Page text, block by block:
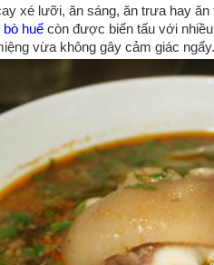
xé lưỡi, ăn sáng, ăn trưa hay
bò huế còn được biến tấu với
vừa không gây cảm giác ngấy.